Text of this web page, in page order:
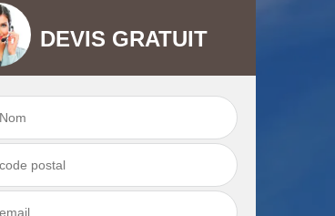
Ramonage de
chaudière 13
Ramonage de
cheminée 13
DEVIS GRATUIT